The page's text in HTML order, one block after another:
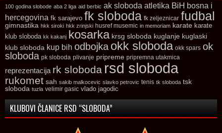
100 godina slobode aba 2 liga aid berbic ak sloboda atletika BiH bosna i
hercegovina fk sarajevo fk sloboda fk zeljeznicar fudbal
gimnastika hkk siroki hkk zrinjski husref musemic in memoriam karate karate
klub sloboda kk kakanj kosarka krsg sloboda kuglanje kuglaski
klub sloboda kup bih odbojka okk sloboda okk spars ok
sloboda pk sloboda plivanje pripreme pripremna utakmica
reprezentacija rk sloboda rsd sloboda
rukomet sah sakib malkocevic slavko petrovic tenis tk sloboda tsk
sloboda tuzla velimir gasic vlado jagodic
KLUBOVI ČLANICE RSD “SLOBODA”